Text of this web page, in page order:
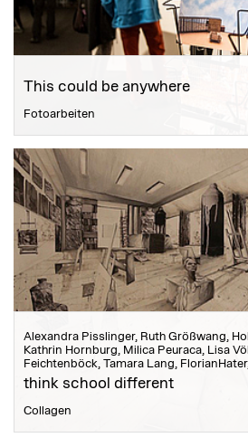
This could be anywhere
Fotoarbeiten
Alexandra Pisslinger, Ruth Größwang,
Kathrin Hornburg, Milica Peuraca, Lisa
Feichtenböck, Tamara Lang,
think school different
Collagen